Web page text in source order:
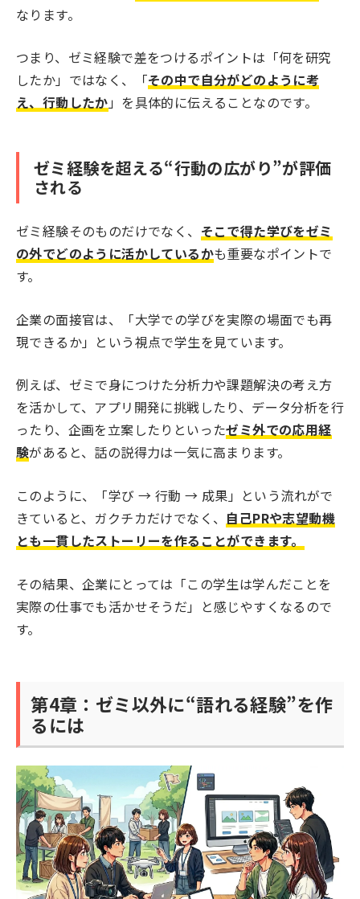
なります。
つまり、ゼミ経験で差をつけるポイントは「何を研究
したか」ではなく、「その中で自分がどのように考
え、行動したか 」を具体的に伝えることなのです。
ゼミ経験を超える“行動の広がり”が評価
される
ゼミ経験そのものだけでなく、 そこで得た学びをゼミ
の外でどのように活かしているかも重要なポイントで
す。
企業の面接官は、「大学での学びを実際の場面でも再
現できるか」という視点で学生を見ています。
例えば、ゼミで身につけた分析力や課題解決の考え方
を活かして、アプリ開発に挑戦したり、データ分析を行
ったり、企画を立案したりといったゼミ外での応用経
験があると、話の説得力は一気に高まります。
このように、「学び → 行動 → 成果」という流れがで
きていると、ガクチカだけでなく、 自己PRや志望動機
とも一貫したストーリーを作ることができます。
その結果、企業にとっては「この学生は学んだことを
実際の仕事でも活かせそうだ」と感じやすくなるので
す。
第4章：ゼミ以外に“語れる経験”を作
るには